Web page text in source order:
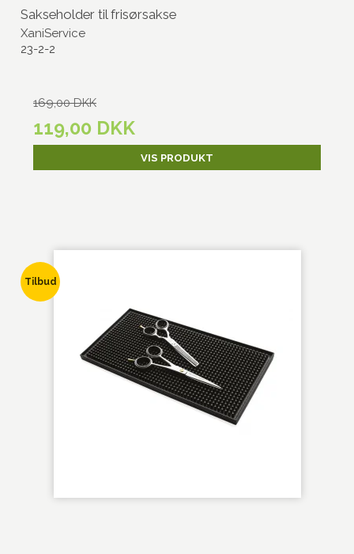
Sakseholder til frisørsakse
XaniService
23-2-2
169,00 DKK
119,00 DKK
VIS PRODUKT
Tilbud